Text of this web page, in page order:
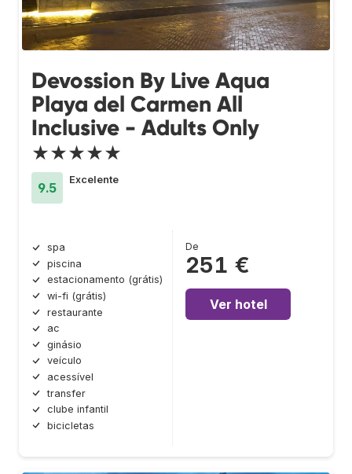
Devossion By Live Aqua
Playa del Carmen All
Inclusive - Adults Only
★★★★★
9.5
Excelente
spa
piscina
estacionamento (grátis)
wi-fi (grátis)
restaurante
ac
ginásio
veículo
acessível
transfer
clube infantil
bicicletas
De
251 €
Ver hotel